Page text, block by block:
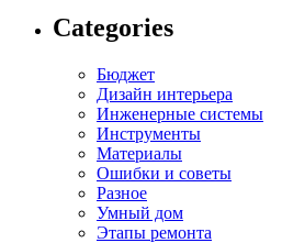
Categories
Бюджет
Дизайн интерьера
Инженерные системы
Инструменты
Материалы
Ошибки и советы
Разное
Умный дом
Этапы ремонта